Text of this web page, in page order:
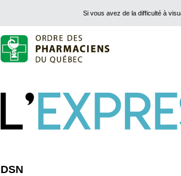
Si vous avez de la difficulté à
DSN